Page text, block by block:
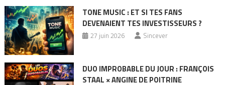
TONE MUSIC : ET SI TES FANS
DEVENAIENT TES INVESTISSEURS ?
27 juin 2026 Sincever
DUO IMPROBABLE DU JOUR : FRANÇOIS
STAAL × ANGINE DE POITRINE